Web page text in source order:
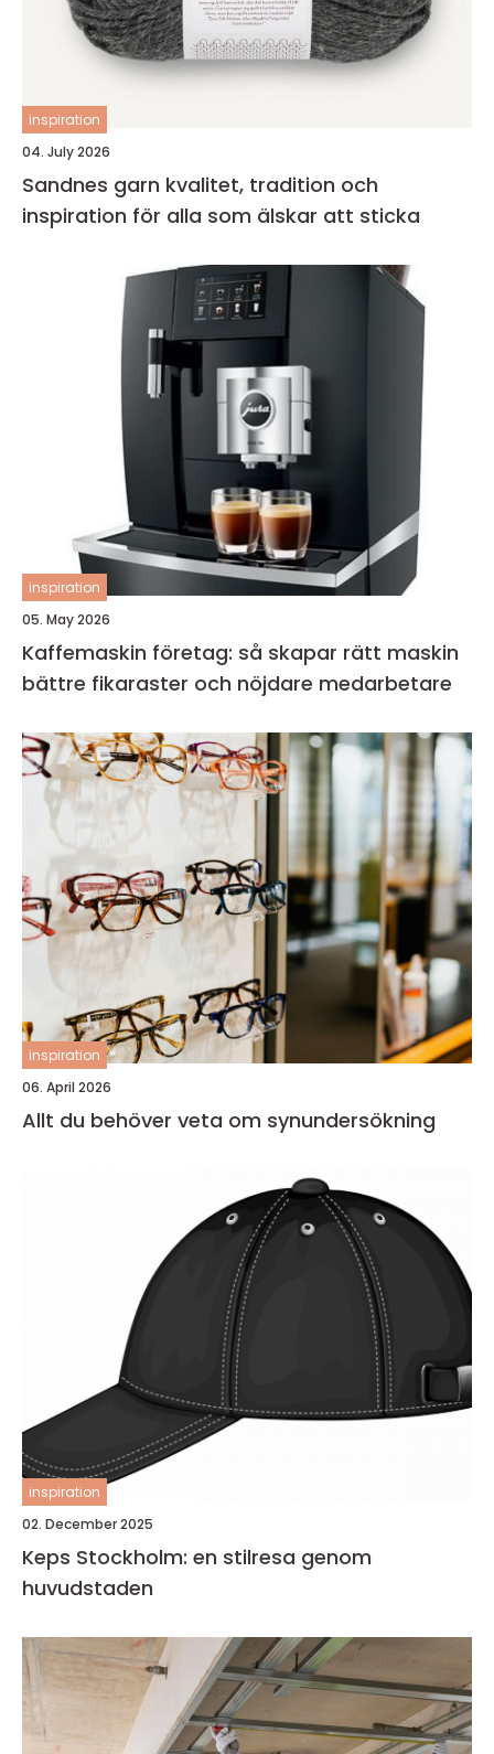
inspiration
04. July 2026
Sandnes garn kvalitet, tradition och
inspiration för alla som älskar att sticka
inspiration
05. May 2026
Kaffemaskin företag: så skapar rätt maskin
bättre fikaraster och nöjdare medarbetare
inspiration
06. April 2026
Allt du behöver veta om synundersökning
inspiration
02. December 2025
Keps Stockholm: en stilresa genom
huvudstaden